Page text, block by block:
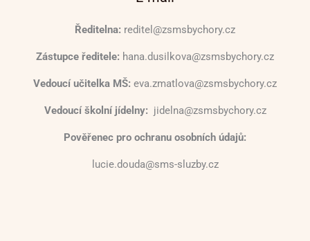
Ředitelna: reditel@zsmsbychory.cz
Zástupce ředitele: hana.dusilkova@zsmsbychory.cz
Vedoucí učitelka MŠ: eva.zmatlova@zsmsbychory.cz
Vedoucí školní jídelny: jidelna@zsmsbychory.cz
Pověřenec pro ochranu osobních údajů:
lucie.douda@sms-sluzby.cz